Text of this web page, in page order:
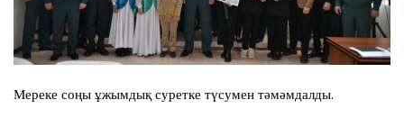
Мереке соңы ұжымдық суретке түсумен тәмәмдалды.